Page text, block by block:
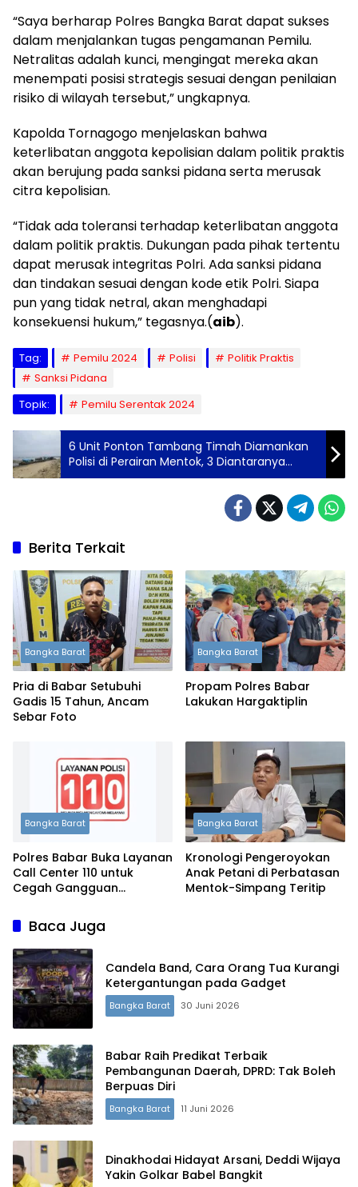
“Saya berharap Polres Bangka Barat dapat sukses
dalam menjalankan tugas pengamanan Pemilu.
Netralitas adalah kunci, mengingat mereka akan
menempati posisi strategis sesuai dengan penilaian
risiko di wilayah tersebut,” ungkapnya.
Kapolda Tornagogo menjelaskan bahwa
keterlibatan anggota kepolisian dalam politik praktis
akan berujung pada sanksi pidana serta merusak
citra kepolisian.
“Tidak ada toleransi terhadap keterlibatan anggota
dalam politik praktis. Dukungan pada pihak tertentu
dapat merusak integritas Polri. Ada sanksi pidana
dan tindakan sesuai dengan kode etik Polri. Siapa
pun yang tidak netral, akan menghadapi
konsekuensi hukum,” tegasnya.(aib).
Tag: Pemilu 2024 Polisi
Politik Praktis
Sanksi Pidana
Topik:
Pemilu Serentak 2024
6 Unit Ponton Tambang Timah Diamankan
Polisi di Perairan Mentok, 3 Diantaranya
Hancur Diterjang Ombak dan Badai
Berita Terkait
Bangka Barat
Pria di Babar Setubuhi
Gadis 15 Tahun, Ancam
Sebar Foto
Bangka Barat
Propam Polres Babar
Lakukan Hargaktiplin
Bangka Barat
Polres Babar Buka Layanan
Call Center 110 untuk
Cegah Gangguan
Bangka Barat
Kronologi Pengeroyokan
Anak Petani di Perbatasan
Mentok-Simpang Teritip
Baca Juga
Candela Band, Cara Orang Tua Kurangi
Ketergantungan pada Gadget
Bangka Barat 30 Juni 2026
Babar Raih Predikat Terbaik
Pembangunan Daerah, DPRD: Tak Boleh
Berpuas Diri
Bangka Barat 11 Juni 2026
Dinakhodai Hidayat Arsani, Deddi Wijaya
Yakin Golkar Babel Bangkit